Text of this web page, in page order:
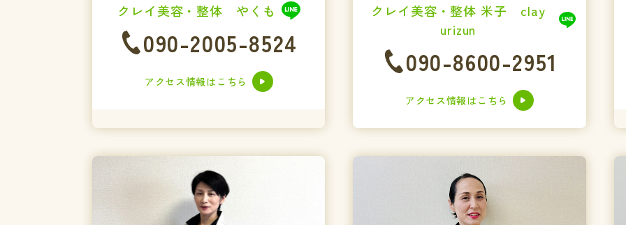
クレイ美容・整体 やくも
090-2005-8524
アクセス情報はこちら
クレイ美容・整体 米子 clay
urizun
090-8600-2951
アクセス情報はこちら